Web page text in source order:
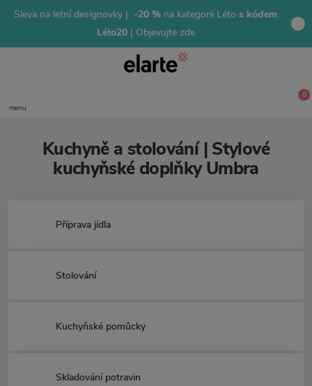
Sleva na letní designovky | -20 % na kategorii Léto s kódem
Léto20 | Objevujte zde
menu
0
Kuchyně a stolování | Stylové
kuchyňské doplňky Umbra
Příprava jídla
Stolování
Kuchyňské pomůcky
Skladování potravin